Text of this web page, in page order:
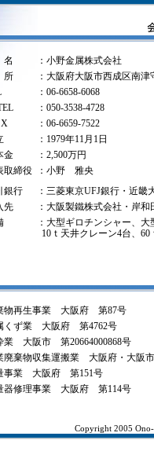
：小野金属株式会社
：大阪府大阪市西成区南津
：06-6658-6068
：050-3538-4728
X
：06-6659-7522
：1979年11月1日
金
：2,500万円
取締役
：小野 雅央
銀行
：三菱東京UFJ銀行・近畿
先
：大阪製鐵株式会社・岸
：大型ギロチンシャー、大
10ｔ天井クレーン4台、
物再生事業 大阪府 第87号
くず業 大阪府 第4762号
業 大阪市 第20664000868号
廃棄物収集運搬業 大阪府・大
事業 大阪府 第151号
器修理事業 大阪府 第114号
Copyright 2005